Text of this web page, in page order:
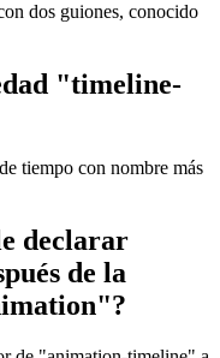
dos guiones, conocido
"timeline-
tiempo con nombre más
declarar
de la